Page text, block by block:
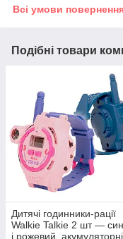
Всі умови
Подібні товари
Дитячі годинники-рації
Walkie Talkie 2 шт —
і рожевий,